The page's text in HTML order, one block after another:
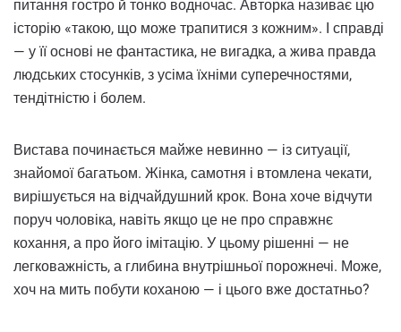
питання гостро й тонко водночас. Авторка називає цю
історію «такою, що може трапитися з кожним». І справді
— у її основі не фантастика, не вигадка, а жива правда
людських стосунків, з усіма їхніми суперечностями,
тендітністю і болем.
Вистава починається майже невинно — із ситуації,
знайомої багатьом. Жінка, самотня і втомлена чекати,
вирішується на відчайдушний крок. Вона хоче відчути
поруч чоловіка, навіть якщо це не про справжнє
кохання, а про його імітацію. У цьому рішенні — не
легковажність, а глибина внутрішньої порожнечі. Може,
хоч на мить побути коханою — і цього вже достатньо?